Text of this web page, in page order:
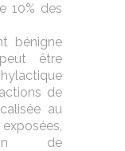
10% des
bénigne
être
de
au
de